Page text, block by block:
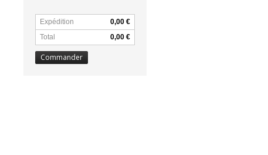
Expédition
0,00 €
Total
0,00 €
Commander